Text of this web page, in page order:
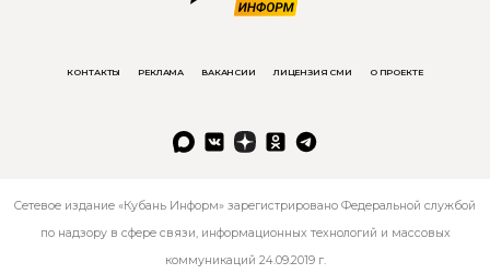
КОНТАКТЫ РЕКЛАМА ВАКАНСИИ ЛИЦЕНЗИЯ СМИ О ПРОЕКТЕ
Сетевое издание «Кубань Информ» зарегистрировано Федеральной службой
по надзору в сфере связи, информационных технологий и массовых
коммуникаций 24.09.2019 г.